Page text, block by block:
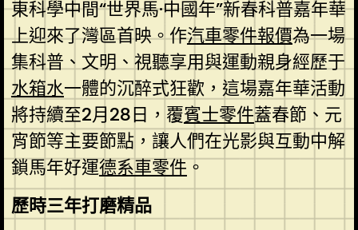
東科學中間“世界馬·中國年”新春科普嘉年華
上迎來了灣區首映。作汽車零件報價為一場
集科普、文明、視聽享用與運動親身經歷于
水箱水一體的沉醉式狂歡，這場嘉年華活動
將持續至2月28日，覆賓士零件蓋春節、元
宵節等主要節點，讓人們在光影與互動中解
鎖馬年好運德系車零件。
歷時三年打磨精品